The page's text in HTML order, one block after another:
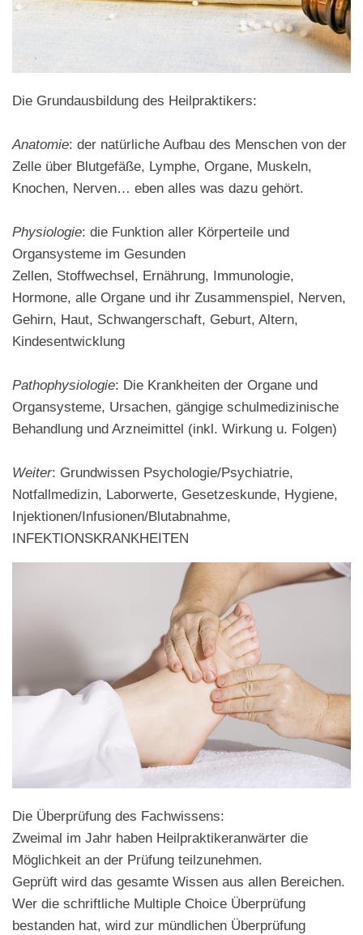
Die Grundausbildung des Heilpraktikers:
Anatomie: der natürliche Aufbau des Menschen von der
Zelle über Blutgefäße, Lymphe, Organe, Muskeln,
Knochen, Nerven… eben alles was dazu gehört.
Physiologie: die Funktion aller Körperteile und
Organsysteme im Gesunden
Zellen, Stoffwechsel, Ernährung, Immunologie,
Hormone, alle Organe und ihr Zusammenspiel, Nerven,
Gehirn, Haut, Schwangerschaft, Geburt, Altern,
Kindesentwicklung
Pathophysiologie: Die Krankheiten der Organe und
Organsysteme, Ursachen, gängige schulmedizinische
Behandlung und Arzneimittel (inkl. Wirkung u. Folgen)
Weiter: Grundwissen Psychologie/Psychiatrie,
Notfallmedizin, Laborwerte, Gesetzeskunde, Hygiene,
Injektionen/Infusionen/Blutabnahme,
INFEKTIONSKRANKHEITEN
Die Überprüfung des Fachwissens:
Zweimal im Jahr haben Heilpraktikeranwärter die
Möglichkeit an der Prüfung teilzunehmen.
Geprüft wird das gesamte Wissen aus allen Bereichen.
Wer die schriftliche Multiple Choice Überprüfung
bestanden hat, wird zur mündlichen Überprüfung